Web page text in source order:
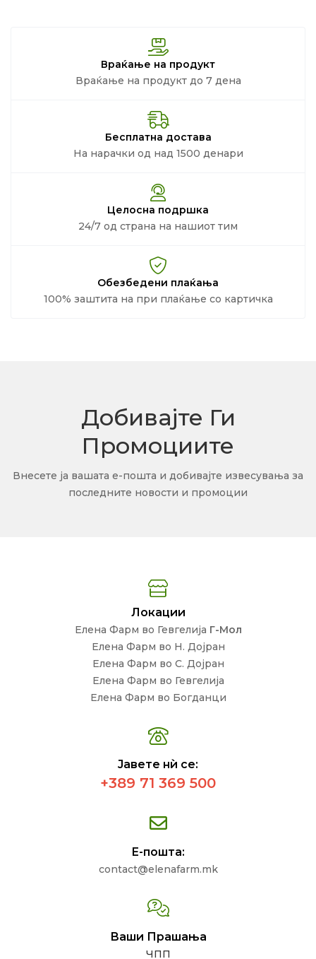
Враќање на продукт
Враќање на продукт до 7 дена
Бесплатна достава
На нарачки од над 1500 денари
Целосна подршка
24/7 од страна на нашиот тим
Обезбедени плаќања
100% заштита на при плаќање со картичка
Добивајте Ги
Промоциите
Внесете ја вашата е-пошта и добивајте извесувања за
последните новости и промоции
Локации
Елена Фарм во Гевгелија Г-Мол
Елена Фарм во Н. Дојран
Елена Фарм во С. Дојран
Елена Фарм во Гевгелија
Елена Фарм во Богданци
Јавете нѝ се:
+389 71 369 500
Е-пошта:
contact@elenafarm.mk
Ваши Прашања
ЧПП